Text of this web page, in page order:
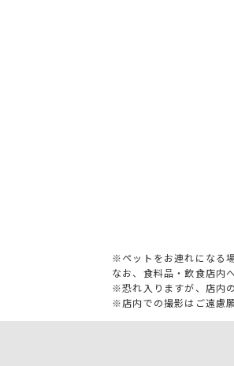
※ペットをお連れになる
なお、食料品・飲食店内
※恐れ入りますが、店内
※店内での撮影はご遠慮